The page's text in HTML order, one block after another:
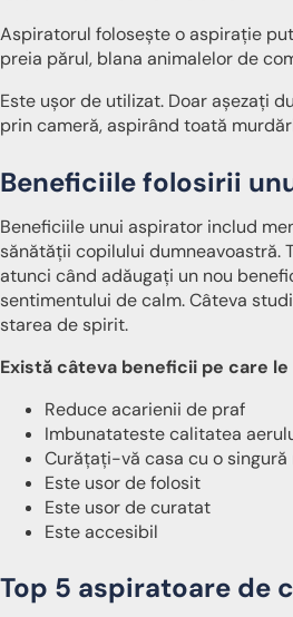
Aspiratorul folosește o aspirație
preia părul, blana animalelor de
Este ușor de utilizat. Doar așezați
prin cameră, aspirând toată
Beneficiile folosirii
Beneficiile unui aspirator includ
sănătății copilului dumneavoastră.
atunci când adăugați un nou
sentimentului de calm. Câteva
starea de spirit.
Există câteva beneficii pe care
Reduce acarienii de praf
Imbunatateste calitatea
Curățați-vă casa cu o singură
Este usor de folosit
Este usor de curatat
Este accesibil
Top 5 aspiratoare de